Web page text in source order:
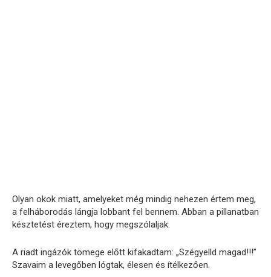
Olyan okok miatt, amelyeket még mindig nehezen értem meg,
a felháborodás lángja lobbant fel bennem. Abban a pillanatban
késztetést éreztem, hogy megszólaljak.
A riadt ingázók tömege előtt kifakadtam: „Szégyelld magad!!!”
Szavaim a levegőben lógtak, élesen és ítélkezően.